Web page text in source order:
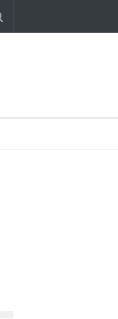
miliar dolar